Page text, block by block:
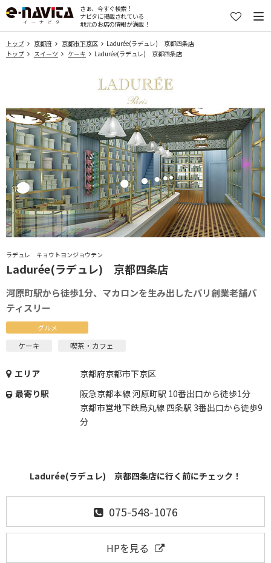
さぁ、今すぐ検索！
ナビタに掲載されている
地元のお店の情報が満載！
トップ 京都府 京都市下京区
Ladurée(ラデュレ) 京都四条店
トップ
スイーツ ケーキ Ladurée(ラデュレ) 京都四条店
ラデュレ キョウトヨンジョウテン
Ladurée(ラデュレ) 京都四条店
河原町駅から徒歩1分、マカロンを生み出したパリ創業老舗パ
ティスリー
グルメ
ケーキ 喫茶・カフェ
エリア
京都府京都市下京区
最寄り駅
阪急京都本線 河原町駅 10番出口から徒歩1分
京都市営地下鉄烏丸線 四条駅 3番出口から徒歩9
分
Ladurée(ラデュレ) 京都四条店に行く前にチェック！
075-548-1076
HPを見る